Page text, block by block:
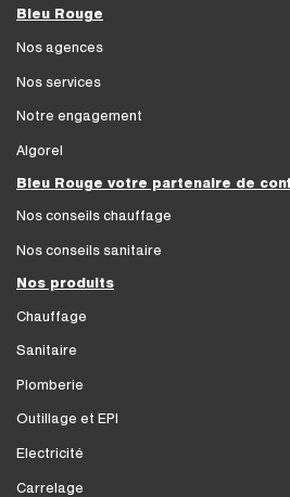
Bleu Rouge
Nos agences
Nos services
Notre engagement
Algorel
Bleu Rouge votre partenaire de
Nos conseils chauffage
Nos conseils sanitaire
Nos produits
Chauffage
Sanitaire
Plomberie
Outillage et EPI
Electricité
Carrelage